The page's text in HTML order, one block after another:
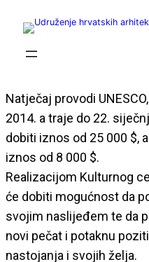
Natječaj provodi
2014. a traje do 22.
dobiti iznos od 25 000 $,
iznos od 8 000 $.
Realizacijom Kulturnog
će dobiti mogućnost da
svojim naslijeđem te da
novi pečat i potaknu
nastojanja i svojih želja.